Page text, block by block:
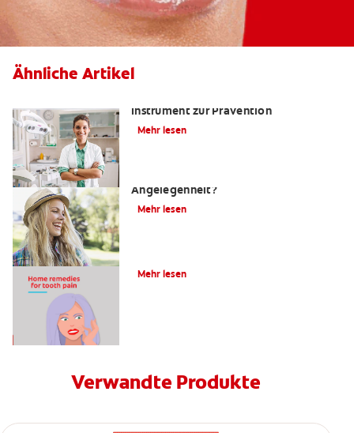
Ähnliche Artikel
Instrument zur Prävention
Mehr lesen
Angelegenheit?
Mehr lesen
Mehr lesen
Verwandte Produkte